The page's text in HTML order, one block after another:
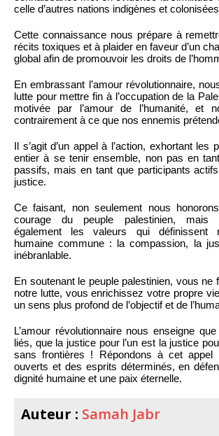
celle d’autres nations indigènes et
Cette connaissance nous prépare à
récits toxiques et à plaider en faveur d’un
global afin de promouvoir les droits de
En embrassant l’amour révolutionnaire,
lutte pour mettre fin à l’occupation de la
motivée par l’amour de l’humanité, et
contrairement à ce que nos ennemis
Il s’agit d’un appel à l’action, exhortant les
entier à se tenir ensemble, non pas en
passifs, mais en tant que participants
justice.
Ce faisant, non seulement nous
courage du peuple palestinien, mais
également les valeurs qui définissent
humaine commune : la compassion, la
inébranlable.
En soutenant le peuple palestinien, vous ne
notre lutte, vous enrichissez votre propre
un sens plus profond de l’objectif et de
L’amour révolutionnaire nous enseigne
liés, que la justice pour l’un est la justice
sans frontières ! Répondons à cet
ouverts et des esprits déterminés, en
dignité humaine et une paix éternelle.
Auteur : Samah Jabr